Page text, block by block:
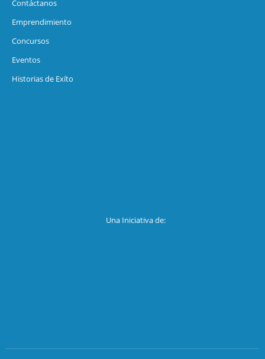
Contáctanos
Emprendimiento
Concursos
Eventos
Historias de Exíto
Una Iniciativa de: